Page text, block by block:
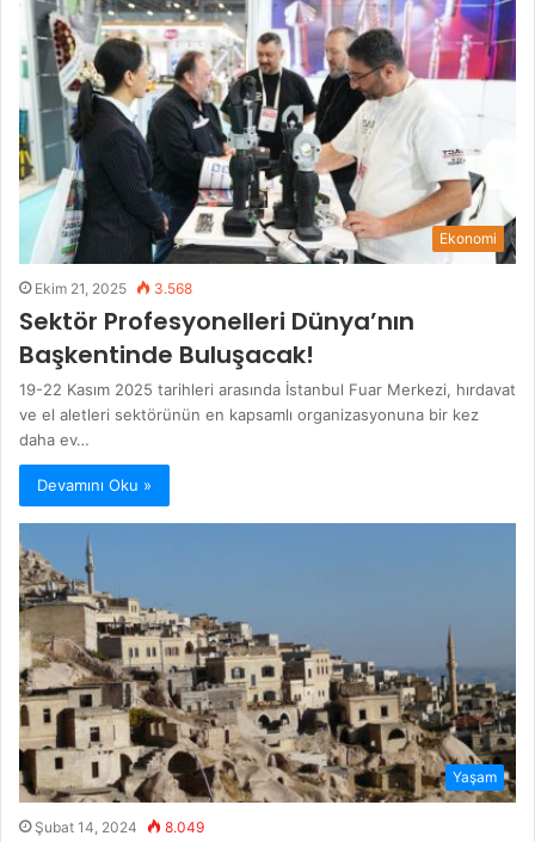
Ekonomi
Ekim 21, 2025 3.568
Sektör Profesyonelleri Dünya’nın
Başkentinde Buluşacak!
19-22 Kasım 2025 tarihleri arasında İstanbul Fuar Merkezi, hırdavat
ve el aletleri sektörünün en kapsamlı organizasyonuna bir kez
daha ev…
Devamını Oku »
Yaşam
Şubat 14, 2024 8.049